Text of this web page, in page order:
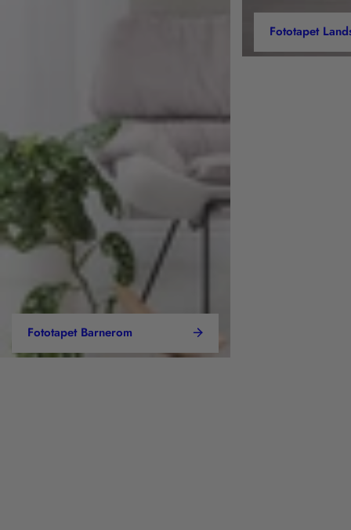
Fototapet Barnerom
Fototapet